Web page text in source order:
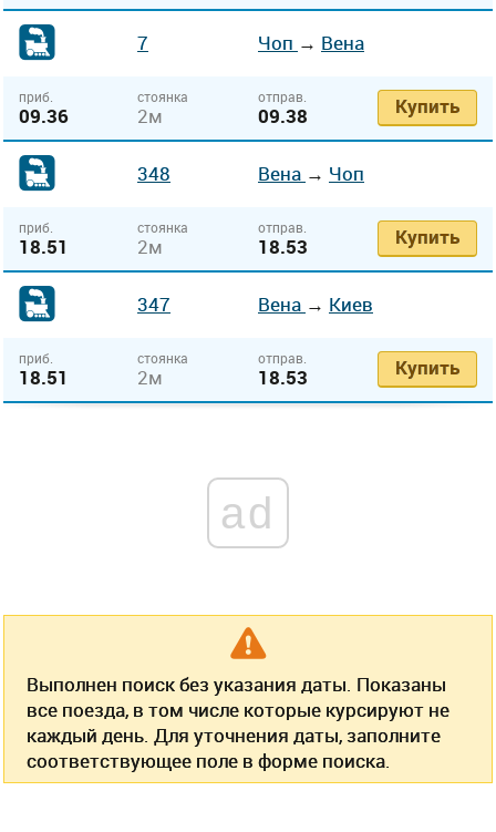
7 Чоп → Вена
приб.
09.36
стоянка
2м
отправ.
09.38 Купить
348 Вена → Чоп
приб.
18.51
стоянка
2м
отправ.
18.53 Купить
347 Вена → Киев
приб.
18.51
стоянка
2м
отправ.
18.53 Купить
ad
Выполнен поиск без указания даты. Показаны
все поезда, в том числе которые курсируют не
каждый день. Для уточнения даты, заполните
соответствующее поле в форме поиска.